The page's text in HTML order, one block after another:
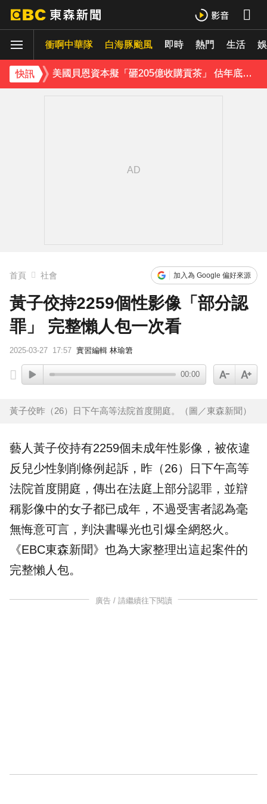
衝啊中華隊 白海豚颱風 即時 熱門 生活
快訊
曾號召反女權集會！36歲網紅陳屍住處 死因待查
下載東森App，隨時掌握天下大小事！
美國貝恩資本擬「砸205億收購貢茶」 估年底完成
首頁 社會 加入為 Google 偏好來源
黃子佼持2259個性影像「部分認
罪」 完整懶人包一次看
2025-03-27 17:57 實習編輯 林瑜䇹
00:00
黃子佼昨（26）日下午高等法院首度開庭。（圖／東森新聞）
藝人黃子佼持有2259個未成年性影像，被依違
反兒少性剝削條例起訴，昨（26）日下午高等
法院首度開庭，傳出在法庭上部分認罪 ，並辯
稱影像中的女子都已成年，不過受害者認為毫
無悔意可言，判決書曝光也引爆全網怒火。
《EBC東森新聞》也為大家整理出這起案件的
完整懶人包。
廣告 / 請繼續往下閱讀